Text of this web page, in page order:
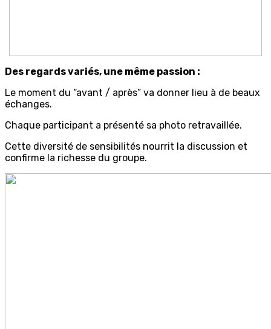
Des regards variés, une même passion :
Le moment du “avant / après” va donner lieu à de beaux
échanges.
Chaque participant a présenté sa photo retravaillée.
Cette diversité de sensibilités nourrit la discussion et
confirme la richesse du groupe.